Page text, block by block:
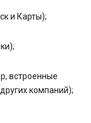
и Карты);
встроенные
компаний);